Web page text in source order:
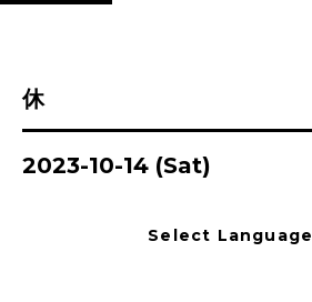
休
2023-10-14 (Sat)
Select Language